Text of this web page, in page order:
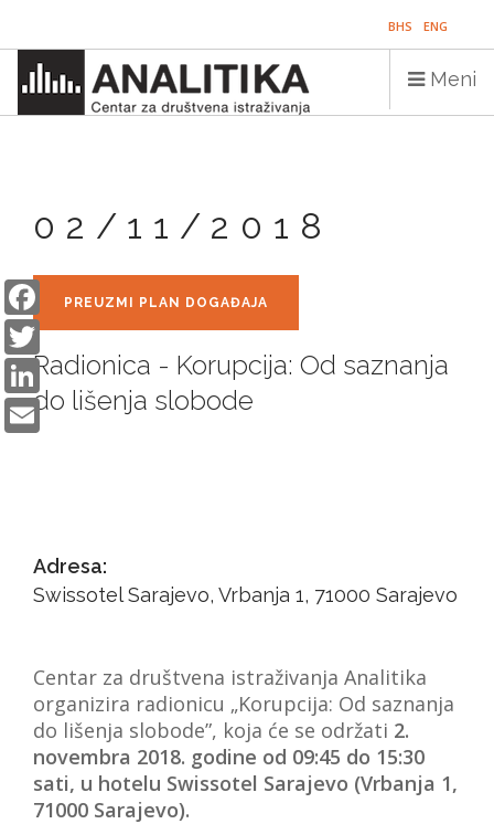
main
content
BHS ENG
Meni
navigation
PUBLIKACIJE
PROJEKTI
DOGAĐAJI
EDUKACIJA
O NAMA
02/11/2018
PREUZMI PLAN DOGAĐAJA
Radionica - Korupcija: Od saznanja
do lišenja slobode
Adresa:
Swissotel Sarajevo, Vrbanja 1, 71000 Sarajevo
Centar za društvena istraživanja Analitika
organizira radionicu „Korupcija: Od saznanja
do lišenja slobode”, koja će se održati 2.
novembra 2018. godine od 09:45 do 15:30
sati, u hotelu Swissotel Sarajevo (Vrbanja 1,
71000 Sarajevo).
Facebook
Twitter
LinkedIn
Email